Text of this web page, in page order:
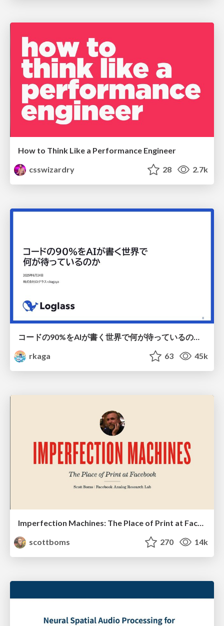
How to Think Like a Performance Engineer
csswizardry
28 2.7k
コードの90%をAIが書く世界で何が待っているのか / What awaits us in a world where 90% of the code is written by AI
rkaga
63 45k
Imperfection Machines: The Place of Print at Facebook
scottboms
270 14k